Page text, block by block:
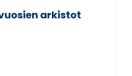
arkistot